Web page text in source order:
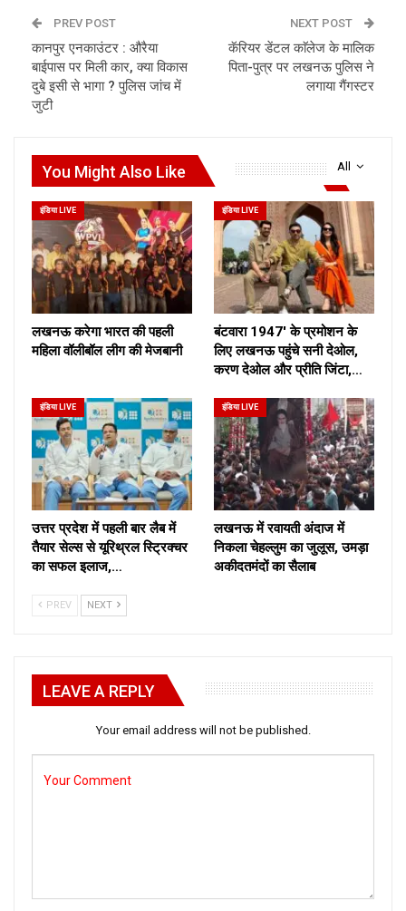
PREV POST
कानपुर एनकाउंटर : औरैया
बाईपास पर मिली कार, क्या विकास
दुबे इसी से भागा ? पुलिस जांच में
जुटी
NEXT POST
कॅरियर डेंटल काॅलेज के मालिक
पिता-पुत्र पर लखनऊ पुलिस ने
लगाया गैंगस्टर
All
You Might Also Like
इंडिया LIVE
लखनऊ करेगा भारत की पहली
महिला वॉलीबॉल लीग की मेजबानी
इंडिया LIVE
बंटवारा 1947′ के प्रमोशन के
लिए लखनऊ पहुंचे सनी देओल,
करण देओल और प्रीति जिंटा,…
इंडिया LIVE
उत्तर प्रदेश में पहली बार लैब में
तैयार सेल्स से यूरिथ्रल स्ट्रिक्चर
का सफल इलाज,…
इंडिया LIVE
लखनऊ में रवायती अंदाज में
निकला चेहल्लुम का जुलूस, उमड़ा
अकीदतमंदों का सैलाब
PREV NEXT
LEAVE A REPLY
Your email address will not be published.